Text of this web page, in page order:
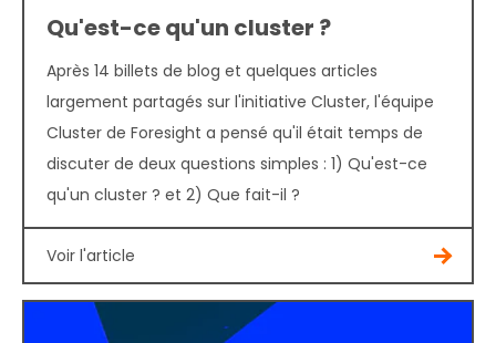
Qu'est-ce qu'un cluster ?
Après 14 billets de blog et quelques articles
largement partagés sur l'initiative Cluster, l'équipe
Cluster de Foresight a pensé qu'il était temps de
discuter de deux questions simples : 1) Qu'est-ce
qu'un cluster ? et 2) Que fait-il ?
Voir l'article